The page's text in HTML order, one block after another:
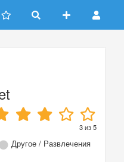
3из5
Другое / Развлечения